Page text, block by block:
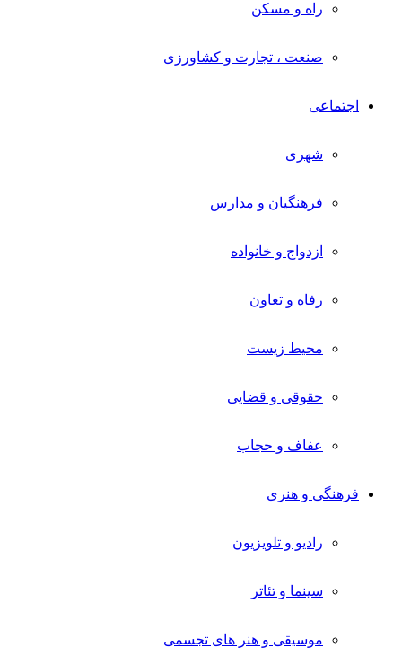
راه و مسکن
صنعت ، تجارت و کشاورزی
اجتماعی
شهری
فرهنگیان و مدارس
ازدواج و خانواده
رفاه و تعاون
محیط زیست
حقوقی و قضایی
عفاف و حجاب
فرهنگی و هنری
رادیو و تلویزیون
سینما و تئاتر
موسیقی و هنر های تجسمی